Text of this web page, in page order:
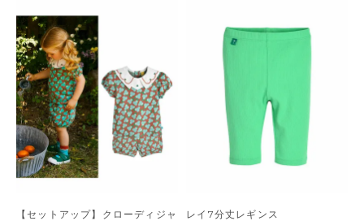
【セットアップ】クローディジャ
レイ7分丈レギンス